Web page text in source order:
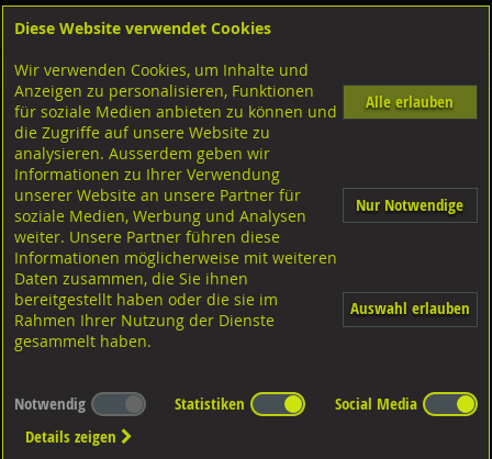
Shop Muttern Innengewinde Flügelmuttern DIN 315 runde Flügelform
Flügelmuttern, DIN315 Polyamid
Dieser Artikel ist in 4 Grössen erhältlich - Bitte wählen Sie...
Artikel-Nr.:
Verpackungs-Einheit:
Diese Website verwendet Cookies
Wir verwenden Cookies, um Inhalte und
Anzeigen zu personalisieren, Funktionen
für soziale Medien anbieten zu können und
die Zugriffe auf unsere Website zu
analysieren. Ausserdem geben wir
Informationen zu Ihrer Verwendung
unserer Website an unsere Partner für
soziale Medien, Werbung und Analysen
weiter. Unsere Partner führen diese
Informationen möglicherweise mit weiteren
Daten zusammen, die Sie ihnen
bereitgestellt haben oder die sie im
Rahmen Ihrer Nutzung der Dienste
gesammelt haben.
Alle erlauben
Nur Notwendige
Auswahl erlauben
Notwendig Statistiken
Social Media
Details zeigen